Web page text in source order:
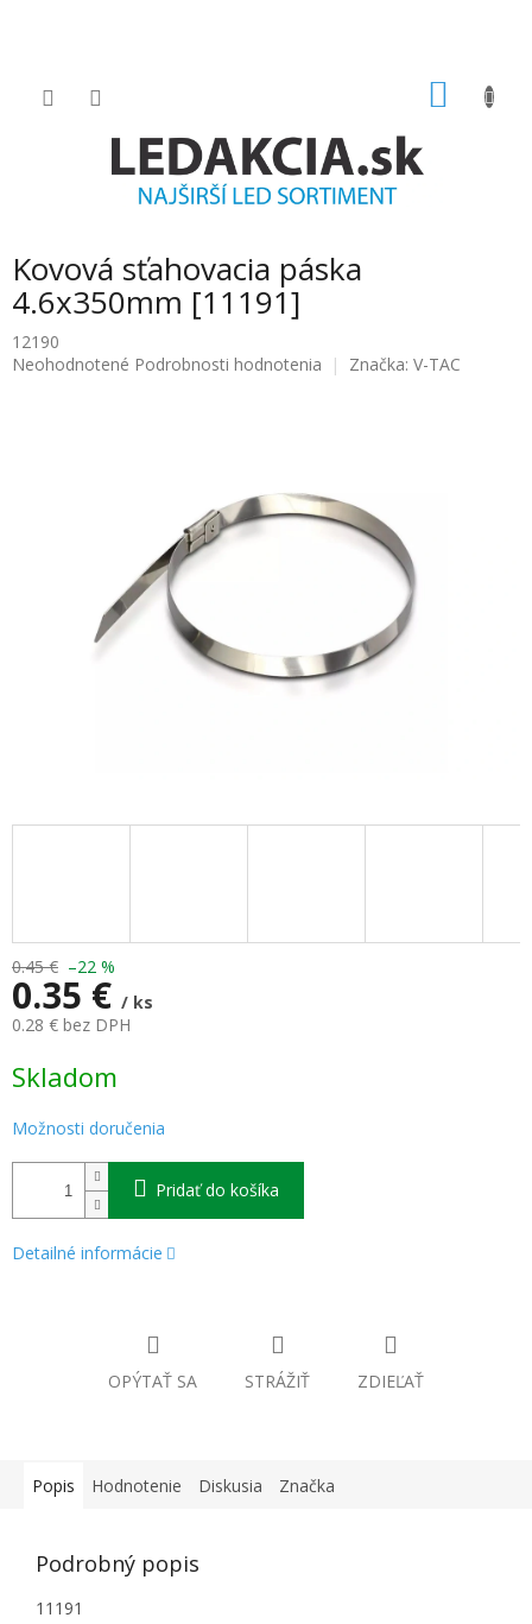
Kovová sťahovacia páska
4.6x350mm [11191]
12190
Priemerné
Neohodnotené Podrobnosti hodnotenia Značka: V-TAC
0.45 € –22 %
0.35 € / ks
0.28 € bez DPH
cena:
Skladom
Možnosti doručenia
Pridať do košíka
Detailné informácie
OPÝTAŤ SA STRÁŽIŤ ZDIEĽAŤ
Popis Hodnotenie Diskusia Značka
Podrobný popis
11191